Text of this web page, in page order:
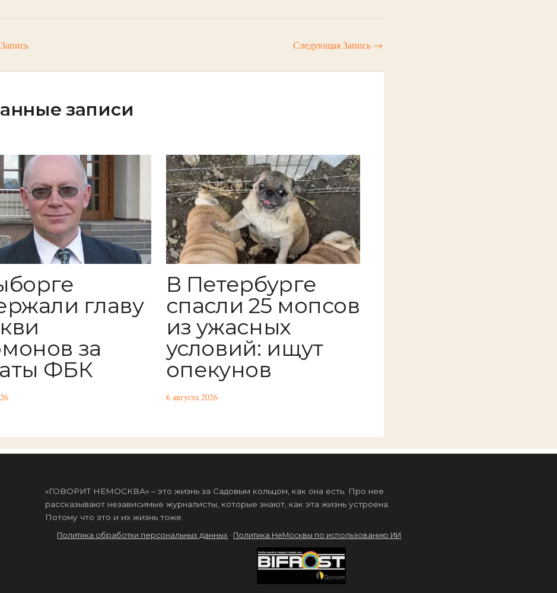
Следующая Запись →
записи
главу
за
ФБК
В Петербурге
спасли 25 мопсов
из ужасных
условий: ищут
опекунов
6 августа 2026
«ГОВОРИТ НЕМОСКВА» – это жизнь за Садовым кольцом, как она есть. Про нее
рассказывают независимые журналисты, которые знают, как эта жизнь устроена.
Потому что это и их жизнь тоже.
Политика обработки персональных данных · Политика НеМосквы по использованию ИИ